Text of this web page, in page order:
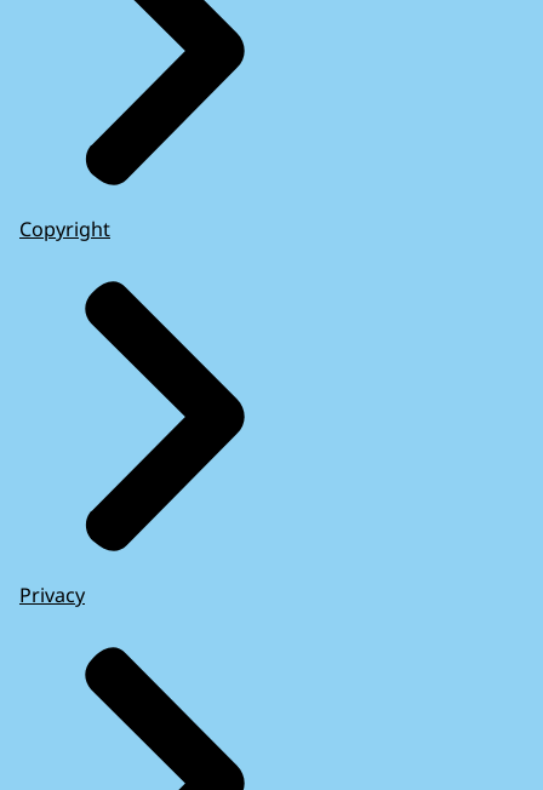
Copyright
Privacy